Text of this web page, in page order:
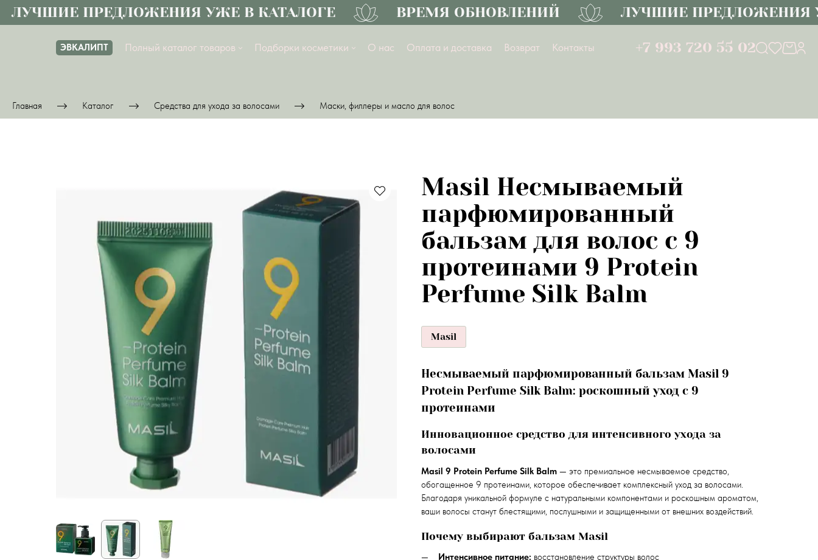
ПРЕДЛОЖЕНИЯ УЖЕ В КАТАЛОГЕ ВРЕМЯ ОБНОВЛЕНИЙ ЛУЧШИЕ ПРЕДЛОЖЕНИЯ
ЭВКАЛИПТ Полный каталог товаров Подборки косметики О нас Оплата и доставка Возврат Контакты +7 993 720 55 02
Главная Каталог Средства для ухода за волосами Маски, филлеры и масло для волос
Masil Несмываемый
парфюмированный
бальзам для волос с 9
протеинами 9 Protein
Perfume Silk Balm
Masil
Несмываемый парфюмированный бальзам Masil 9
Protein Perfume Silk Balm: роскошный уход с 9
протеинами
Инновационное средство для интенсивного ухода за
волосами
Masil 9 Protein Perfume Silk Balm — это премиальное несмываемое средство,
обогащенное 9 протеинами, которое обеспечивает комплексный уход за волосами.
Благодаря уникальной формуле с натуральными компонентами и роскошным ароматом,
ваши волосы станут блестящими, послушными и защищенными от внешних воздействий.
Почему выбирают бальзам Masil
Интенсивное питание: восстановление структуры волос